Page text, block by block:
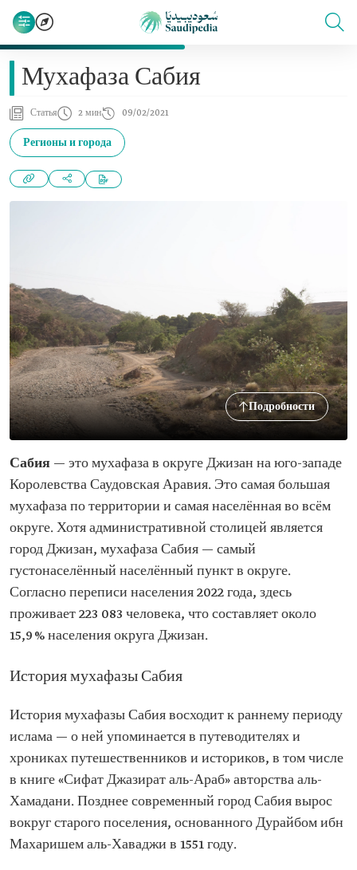
Мухафаза Сабия
Статья 2 мин 09/02/2021
Регионы и города
Подробности
Сабия — это мухафаза в округе Джизан на юго-западе
Королевства Саудовская Аравия. Это самая большая
мухафаза по территории и самая населённая во всём
округе. Хотя административной столицей является
город Джизан, мухафаза Сабия — самый
густонаселённый населённый пункт в округе.
Согласно переписи населения 2022 года, здесь
проживает 223 083 человека, что составляет около
15,9 % населения округа Джизан.
История мухафазы Сабия
История мухафазы Сабия восходит к раннему периоду
ислама — о ней упоминается в путеводителях и
хрониках путешественников и историков, в том числе
в книге «Сифат Джазират аль-Араб» авторства аль-
Хамадани. Позднее современный город Сабия вырос
вокруг старого поселения, основанного Дурайбом ибн
Махаришем аль-Хаваджи в 1551 году.